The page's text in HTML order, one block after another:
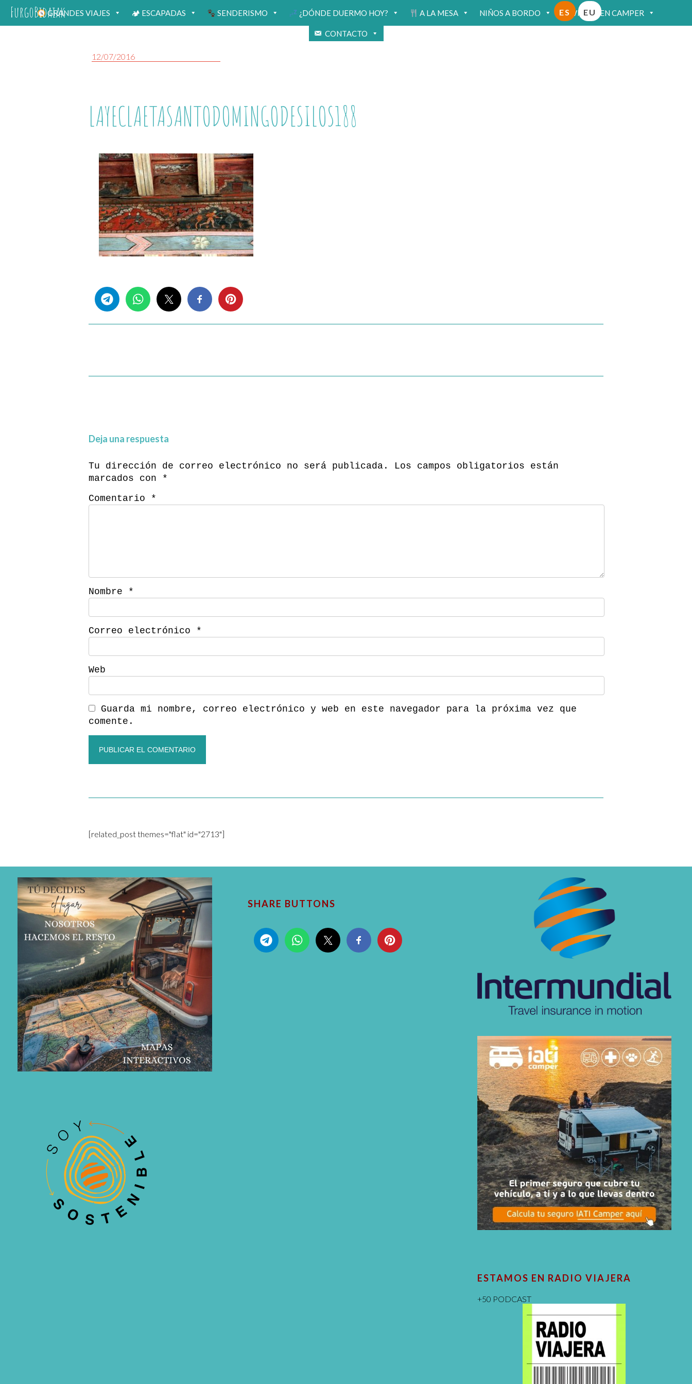
FurgoBidaiakGRANDES VIAJES 🏕 ESCAPADAS SENDERISMO ¿DÓNDE DUERMO HOY? A LA MESA NIÑOS A BORDO VIAJAR EN CAMPER
CONTACTO
ES EU
12/07/2016
LAYECLAETASANTODOMINGODESILOS188
Deja una respuesta
Tu dirección de correo electrónico no será publicada.
Los campos obligatorios están
marcados con *
Comentario *
Nombre *
Correo electrónico *
Web
Guarda mi nombre, correo electrónico y web en este navegador para la próxima vez que
comente.
[related_post themes="flat" id="2713"]
SHARE BUTTONS
ESTAMOS EN RADIO VIAJERA
+50 PODCAST